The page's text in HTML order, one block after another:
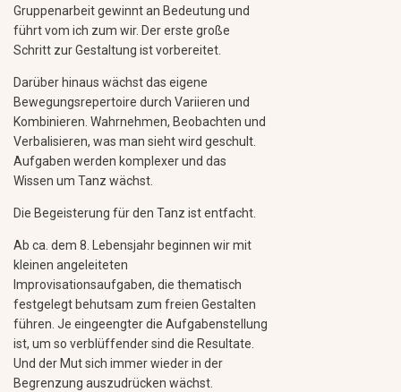
Gruppenarbeit gewinnt an Bedeutung und
führt vom ich zum wir. Der erste große
Schritt zur Gestaltung ist vorbereitet.
Darüber hinaus wächst das eigene
Bewegungsrepertoire durch Variieren und
Kombinieren. Wahrnehmen, Beobachten und
Verbalisieren, was man sieht wird geschult.
Aufgaben werden komplexer und das
Wissen um Tanz wächst.
Die Begeisterung für den Tanz ist entfacht.
Ab ca. dem 8. Lebensjahr beginnen wir mit
kleinen angeleiteten
Improvisationsaufgaben, die thematisch
festgelegt behutsam zum freien Gestalten
führen. Je eingeengter die Aufgabenstellung
ist, um so verblüffender sind die Resultate.
Und der Mut sich immer wieder in der
Begrenzung auszudrücken wächst.